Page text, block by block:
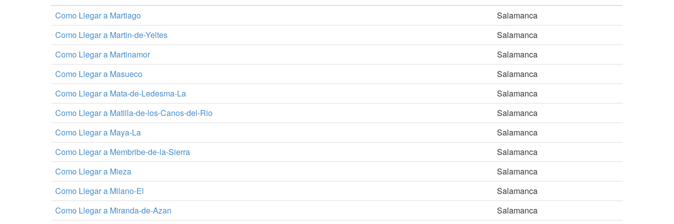
Como Llegar a Martiago
Salamanca
Como Llegar a Martin-de-Yeltes
Salamanca
Como Llegar a Martinamor
Salamanca
Como Llegar a Masueco
Salamanca
Como Llegar a Mata-de-Ledesma-La
Salamanca
Como Llegar a Matilla-de-los-Canos-del-Rio
Salamanca
Como Llegar a Maya-La
Salamanca
Como Llegar a Membribe-de-la-Sierra
Salamanca
Como Llegar a Mieza
Salamanca
Como Llegar a Milano-El
Salamanca
Como Llegar a Miranda-de-Azan
Salamanca